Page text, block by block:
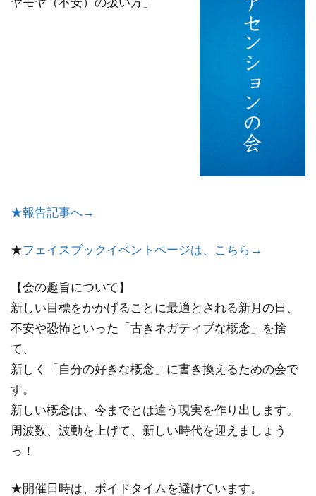
★報告記事へ→
★フェイスブックイベントページは、こちら→
【会の趣旨について】
新しい目標をかかげることに最適とされる新月の日、
不安や恐怖といった「古きネガティブな概念」を捨
て、
新しく「自分の好きな概念」に書き換えるための会で
す。
新しい概念は、今までとは違う現実を作り出します。
周波数、波動を上げて、新しい時代を迎えましょう
っ！
★開催日時は、ボイドタイムを避けています。